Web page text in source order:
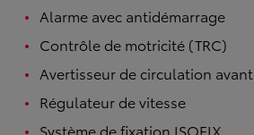
Alarme avec antidémarrage
Contrôle de motricité (TRC)
Avertisseur de circulation avant
Régulateur de vitesse
Système de fixation ISOFIX